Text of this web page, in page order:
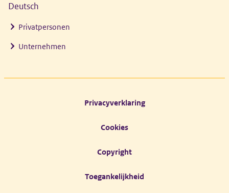
Deutsch
Privatpersonen
Unternehmen
Privacyverklaring
Cookies
Copyright
Toegankelijkheid